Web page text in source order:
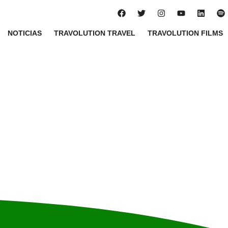
NOTICIAS TRAVOLUTION TRAVEL TRAVOLUTION FILMS